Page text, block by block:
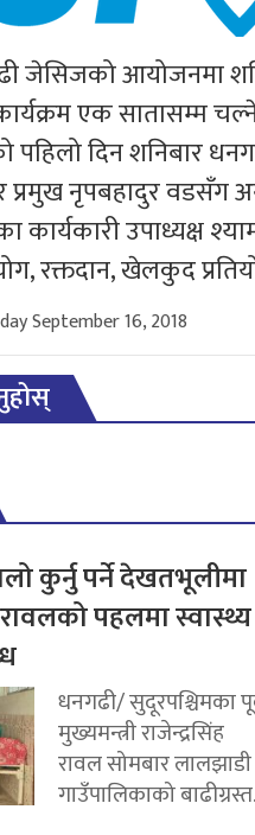
जेसिजको आयोजनमा
एक सातासम्म
पहिलो दिन शनिबार
नृपबहादुर वडसँग
कार्यकारी उपाध्यक्ष
रक्तदान, खेलकुद
September 16, 2018
कुर्नु पर्ने देखतभूलीमा
रावलको पहलमा स्वास्थ्य
धनगढी/ सुदूरपश्चिमका
मुख्यमन्त्री राजेन्द्रसिंह
रावल सोमबार लालझाडी
गाउँपालिकाको